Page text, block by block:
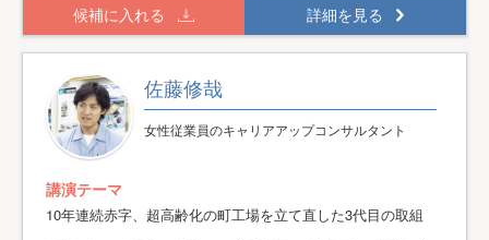
候補に入れる 詳細を見る
佐藤修哉
女性従業員のキャリアアップコンサルタント
講演テーマ
10年連続赤字、超高齢化の町工場を立て直した3代目の取組